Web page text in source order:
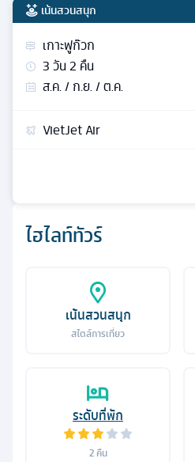
ไฮไลท์ทัวร์
เน้นสวนสนุก
สไตล์การเที่ยว
ระดับที่พัก
2คืน
เน้นสวนสนุก
เกาะฟูก๊วก
3วัน2 คืน
ส.ค. / ก.ย. / ต.ค.
VietJet Air